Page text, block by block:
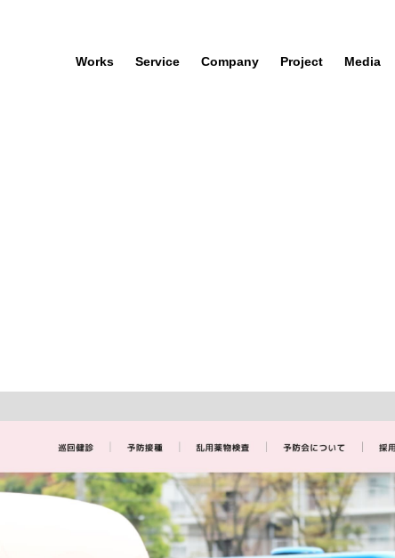
Works Service Company Project Media